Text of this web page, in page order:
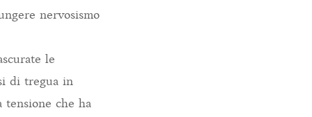
nervosismo
le
di tregua in
che ha